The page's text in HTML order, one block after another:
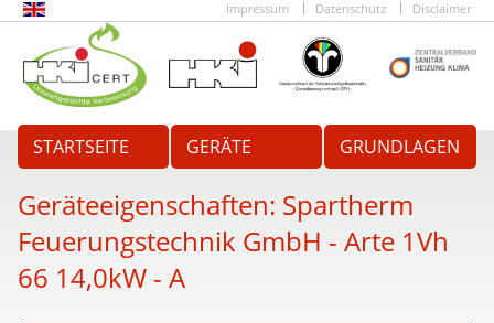
Impressum Datenschutz Disclaimer
STARTSEITE GERÄTE GRUNDLAGEN
Geräteeigenschaften: Spartherm
Feuerungstechnik GmbH - Arte 1Vh
66 14,0kW - A